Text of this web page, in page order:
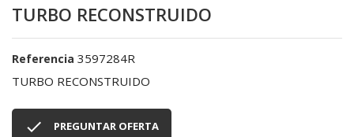
TURBO RECONSTRUIDO
Referencia 3597284R
TURBO RECONSTRUIDO
 PREGUNTAR OFERTA